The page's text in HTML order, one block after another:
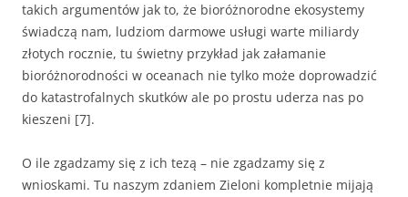
takich argumentów jak to, że bioróżnorodne ekosystemy
świadczą nam, ludziom darmowe usługi warte miliardy
złotych rocznie, tu świetny przykład jak załamanie
bioróżnorodności w oceanach nie tylko może doprowadzić
do katastrofalnych skutków ale po prostu uderza nas po
kieszeni [7].
O ile zgadzamy się z ich tezą – nie zgadzamy się z
wnioskami. Tu naszym zdaniem Zieloni kompletnie mijają